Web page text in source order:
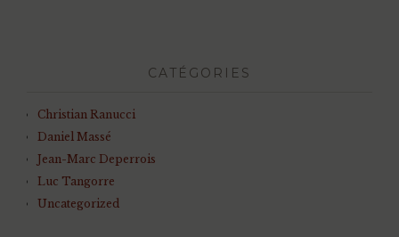
CATÉGORIES
Christian Ranucci
Daniel Massé
Jean-Marc Deperrois
Luc Tangorre
Uncategorized